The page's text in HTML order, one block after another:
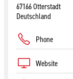
67166 Otterstadt
Deutschland
Phone
Website